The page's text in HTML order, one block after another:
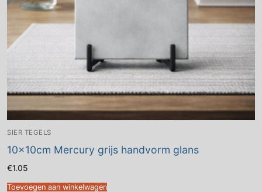
SIER TEGELS
10x10cm Mercury grijs handvorm glans
€1.05
Toevoegen aan winkelwagen